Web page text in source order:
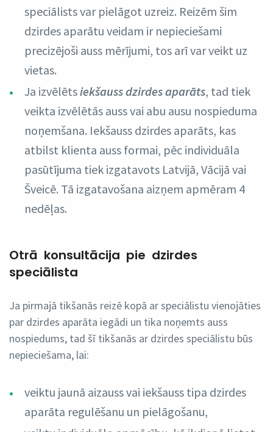
speciālists var pielāgot uzreiz. Reizēm šim
dzirdes aparātu veidam ir nepieciešami
precizējoši auss mērījumi, tos arī var veikt uz
vietas.
Ja izvēlētsiekšauss dzirdes aparāts, tad tiek
veikta izvēlētās auss vai abu ausu nospieduma
noņemšana. Iekšauss dzirdes aparāts, kas
atbilst klienta auss formai, pēc individuāla
pasūtījuma tiek izgatavots Latvijā, Vācijā vai
Šveicē. Tā izgatavošana aizņem apmēram 4
nedēļas.
Otrā konsultācija pie dzirdes
speciālista
Ja pirmajā tikšanās reizē kopā ar speciālistu vienojāties
par dzirdes aparāta iegādi un tika noņemts auss
nospiedums, tad šī tikšanās ar dzirdes speciālistu būs
nepieciešama, lai:
veiktu jaunā aizauss vai iekšauss tipa dzirdes
aparāta regulēšanu un pielāgošanu,